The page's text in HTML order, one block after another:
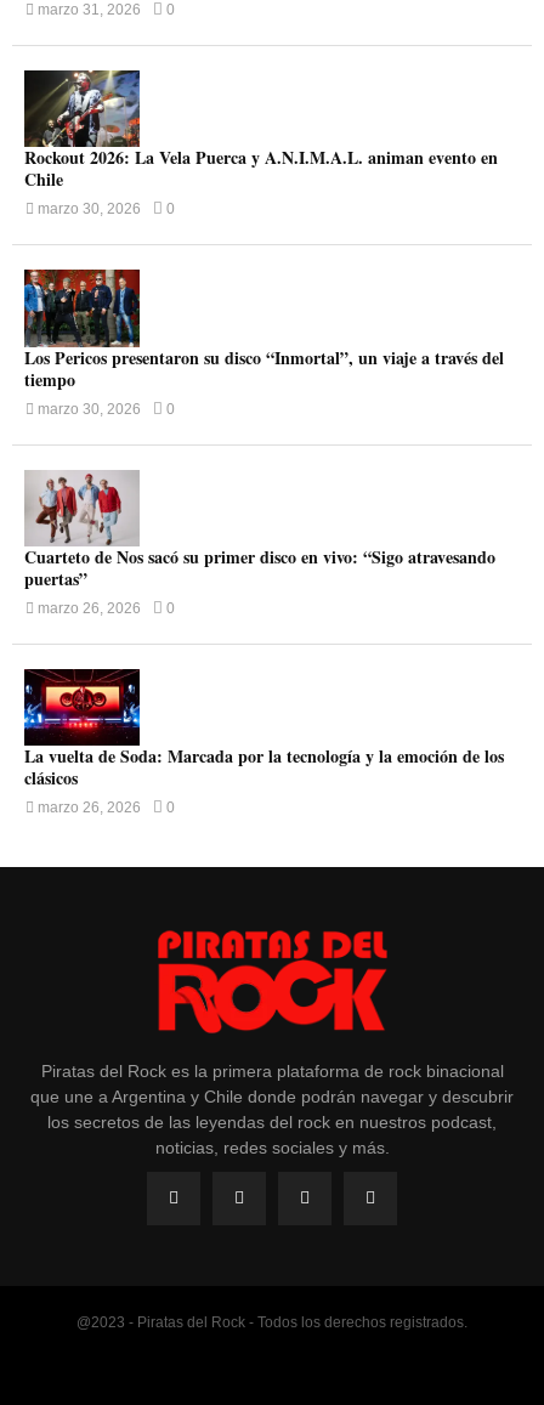
marzo 31, 2026 0
Rockout 2026: La Vela Puerca y A.N.I.M.A.L. animan evento en
Chile
marzo 30, 2026 0
Los Pericos presentaron su disco “Inmortal”, un viaje a través del
tiempo
marzo 30, 2026 0
Cuarteto de Nos sacó su primer disco en vivo: “Sigo atravesando
puertas”
marzo 26, 2026 0
La vuelta de Soda: Marcada por la tecnología y la emoción de los
clásicos
marzo 26, 2026 0
Piratas del Rock es la primera plataforma de rock binacional
que une a Argentina y Chile donde podrán navegar y descubrir
los secretos de las leyendas del rock en nuestros podcast,
noticias, redes sociales y más.
@2023 - Piratas del Rock - Todos los derechos registrados.